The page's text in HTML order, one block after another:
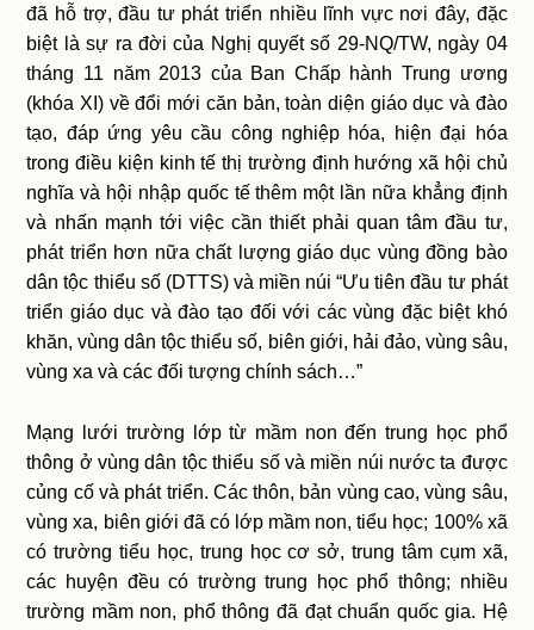
đã hỗ trợ, đầu tư phát triển nhiều lĩnh vực nơi đây, đặc
biệt là sự ra đời của Nghị quyết số 29-NQ/TW, ngày 04
tháng 11 năm 2013 của Ban Chấp hành Trung ương
(khóa XI) về đổi mới căn bản, toàn diện giáo dục và đào
tạo, đáp ứng yêu cầu công nghiệp hóa, hiện đại hóa
trong điều kiện kinh tế thị trường định hướng xã hội chủ
nghĩa và hội nhập quốc tế thêm một lần nữa khẳng định
và nhấn mạnh tới việc cần thiết phải quan tâm đầu tư,
phát triển hơn nữa chất lượng giáo dục vùng đồng bào
dân tộc thiểu số (DTTS) và miền núi “Ưu tiên đầu tư phát
triển giáo dục và đào tạo đối với các vùng đặc biệt khó
khăn, vùng dân tộc thiểu số, biên giới, hải đảo, vùng sâu,
vùng xa và các đối tượng chính sách…”
Mạng lưới trường lớp từ mầm non đến trung học phổ
thông ở vùng dân tộc thiểu số và miền núi nước ta được
củng cố và phát triển. Các thôn, bản vùng cao, vùng sâu,
vùng xa, biên giới đã có lớp mầm non, tiểu học; 100% xã
có trường tiểu học, trung học cơ sở, trung tâm cụm xã,
các huyện đều có trường trung học phổ thông; nhiều
trường mầm non, phổ thông đã đạt chuẩn quốc gia. Hệ